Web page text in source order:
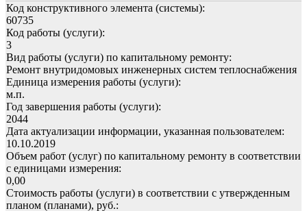
Код конструктивного элемента (системы):
60735
Код работы (услуги):
3
Вид работы (услуги) по капитальному ремонту:
Ремонт внутридомовых инженерных систем теплоснабжения
Единица измерения работы (услуги):
м.п.
Год завершения работы (услуги):
2044
Дата актуализации информации, указанная пользователем:
10.10.2019
Объем работ (услуг) по капитальному ремонту в соответствии
с единицами измерения:
0,00
Стоимость работы (услуги) в соответствии с утвержденным
планом (планами), руб.: